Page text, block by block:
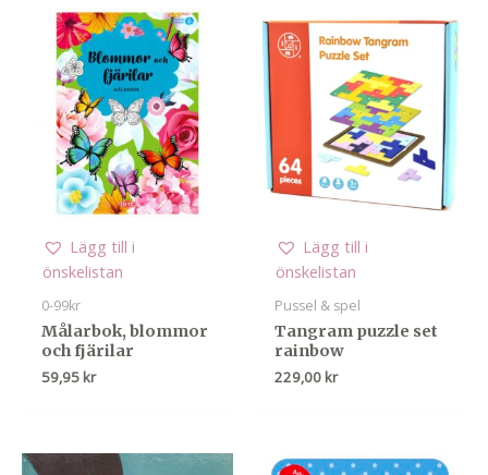
Lägg till i
önskelistan
0-99kr
Målarbok, blommor
och fjärilar
59,95 kr
Lägg till i
önskelistan
Pussel & spel
Tangram puzzle set
rainbow
229,00 kr